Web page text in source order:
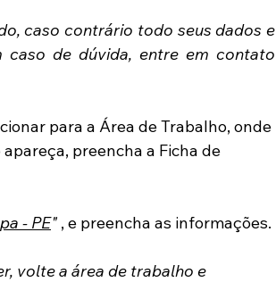
caso contrário todo seus dados e
caso de dúvida, entre em contato
para a Área de Trabalho, onde
preencha a Ficha de
- PE" , e preencha as informações.
volte a área de trabalho e